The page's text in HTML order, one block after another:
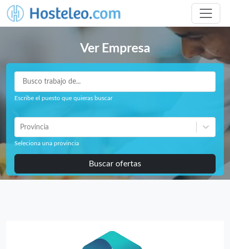
Ver Empresa
Escribe el puesto que quieras buscar
Provincia
Seleciona una provincia
Buscar ofertas